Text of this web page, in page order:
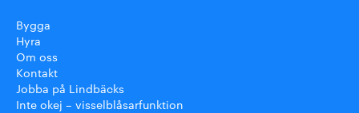
Bygga
Hyra
Om oss
Kontakt
Jobba på Lindbäcks
Inte okej – visselblåsarfunktion